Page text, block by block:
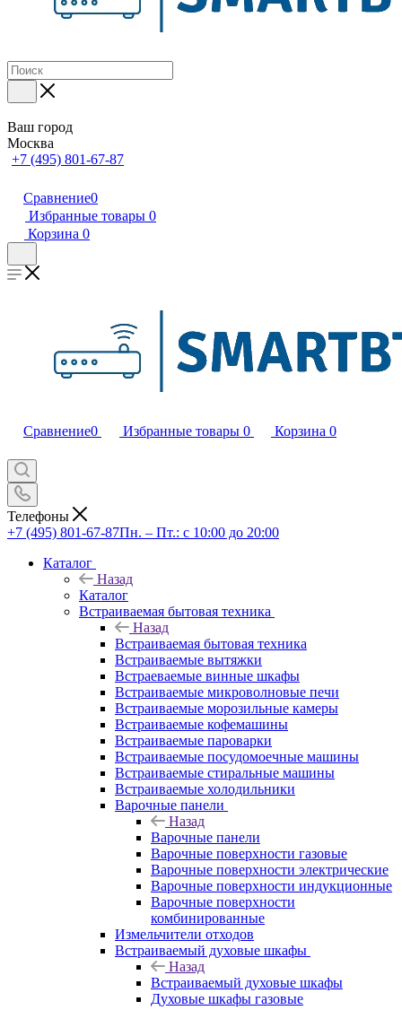
Ваш город
Москва
+7 (495) 801-67-87
Сравнение0
Избранные товары 0
Корзина 0
Сравнение0 Избранные товары 0 Корзина 0
Телефоны
+7 (495) 801-67-87Пн. – Пт.: с 10:00 до 20:00
Каталог
Назад
Каталог
Встраиваемая бытовая техника
Назад
Встраиваемая бытовая техника
Встраиваемые вытяжки
Встраеваемые винные шкафы
Встраиваемые микроволновые печи
Встраиваемые морозильные камеры
Встраиваемые кофемашины
Встраиваемые пароварки
Встраиваемые посудомоечные машины
Встраиваемые стиральные машины
Встраиваемые холодильники
Варочные панели
Назад
Варочные панели
Варочные поверхности газовые
Варочные поверхности электрические
Варочные поверхности индукционные
Варочные поверхности
комбинированные
Измельчители отходов
Встраиваемый духовые шкафы
Назад
Встраиваемый духовые шкафы
Духовые шкафы газовые